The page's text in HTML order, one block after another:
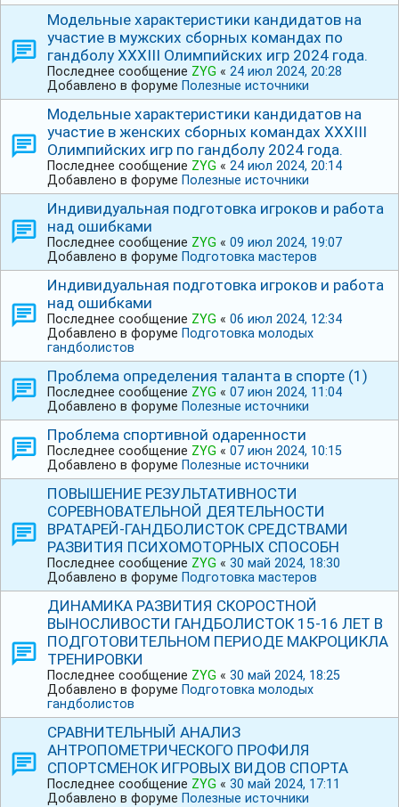
Модельные характеристики кандидатов на
участие в мужских сборных командах по
гандболу ⅩⅩⅩⅠIⅠ Олимпийских игр 2024 года.
Последнее сообщение ZYG « 24 июл 2024, 20:28
Добавлено в форуме Полезные источники
Модельные характеристики кандидатов на
участие в женских сборных командах ⅩⅩⅩⅠIⅠ
Олимпийских игр по гандболу 2024 года.
Последнее сообщение ZYG « 24 июл 2024, 20:14
Добавлено в форуме Полезные источники
Индивидуальная подготовка игроков и работа
над ошибками
Последнее сообщение ZYG « 09 июл 2024, 19:07
Добавлено в форуме Подготовка мастеров
Индивидуальная подготовка игроков и работа
над ошибками
Последнее сообщение ZYG « 06 июл 2024, 12:34
Добавлено в форуме Подготовка молодых
гандболистов
Проблема определения таланта в спорте (1)
Последнее сообщение ZYG « 07 июн 2024, 11:04
Добавлено в форуме Полезные источники
Проблема спортивной одаренности
Последнее сообщение ZYG « 07 июн 2024, 10:15
Добавлено в форуме Полезные источники
ПОВЫШЕНИЕ РЕЗУЛЬТАТИВНОСТИ
СОРЕВНОВАТЕЛЬНОЙ ДЕЯТЕЛЬНОСТИ
ВРАТАРЕЙ-ГАНДБОЛИСТОК СРЕДСТВАМИ
РАЗВИТИЯ ПСИХОМОТОРНЫХ СПОСОБН
Последнее сообщение ZYG « 30 май 2024, 18:30
Добавлено в форуме Подготовка мастеров
ДИНАМИКА РАЗВИТИЯ СКОРОСТНОЙ
ВЫНОСЛИВОСТИ ГАНДБОЛИСТОК 15-16 ЛЕТ В
ПОДГОТОВИТЕЛЬНОМ ПЕРИОДЕ МАКРОЦИКЛА
ТРЕНИРОВКИ
Последнее сообщение ZYG « 30 май 2024, 18:25
Добавлено в форуме Подготовка молодых
гандболистов
СРАВНИТЕЛЬНЫЙ АНАЛИЗ
АНТРОПОМЕТРИЧЕСКОГО ПРОФИЛЯ
СПОРТСМЕНОК ИГРОВЫХ ВИДОВ СПОРТА
Последнее сообщение ZYG « 30 май 2024, 17:11
Добавлено в форуме Полезные источники